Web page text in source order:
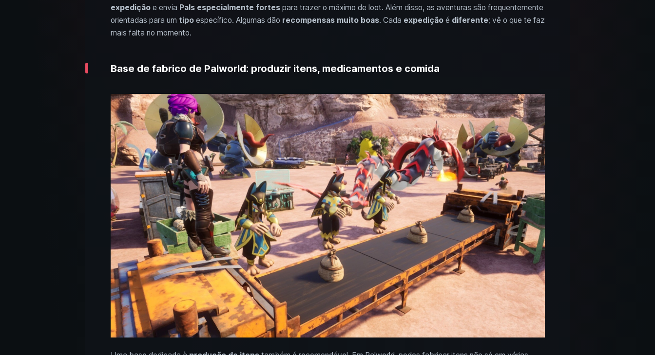
expediçãoe envia Pals especialmente fortespara trazer o máximo de loot. Além disso, as aventuras são frequentemente
orientadas para um tipoespecífico. Algumas dão recompensas muito boas. Cada expediçãoé diferente; vê o que te faz
mais falta no momento.
Base de fabrico de Palworld: produzir itens, medicamentos e comida